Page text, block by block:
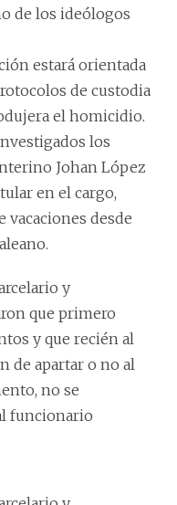
de los ideólogos
estará orientada
de custodia
el homicidio.
los
Johan López
en el cargo,
vacaciones desde
y
que primero
y que recién al
de apartar o no al
no se
funcionario